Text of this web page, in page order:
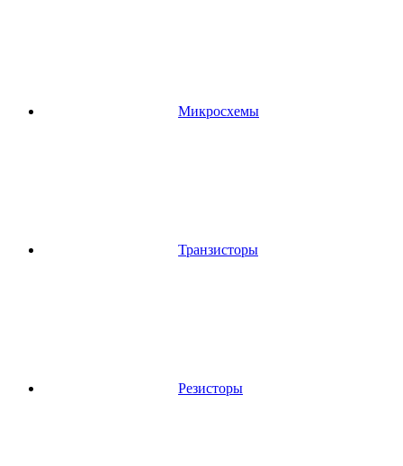
Микросхемы
Транзисторы
Резисторы